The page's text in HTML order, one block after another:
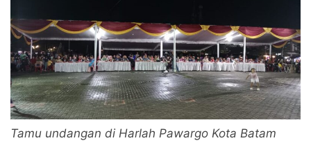
Tamu undangan di Harlah Pawargo Kota Batam